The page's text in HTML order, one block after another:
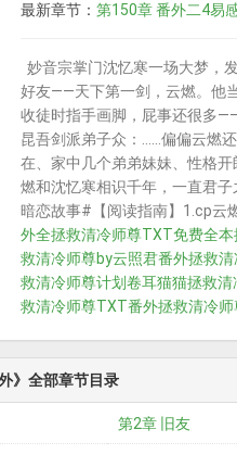
最新章节： 第150章 番外二4易
妙音宗掌门沈忆寒一场大梦，
好友——天下第一剑，云燃。他
收徒时指手画脚，屁事还很多
昆吾剑派弟子众：……偏偏云燃
在、家中几个弟弟妹妹、性格
燃和沈忆寒相识千年，一直君
暗恋故事#【阅读指南】1.cp云
外全拯救清冷师尊TXT免费全本
救清冷师尊by云照君番外拯救清
救清冷师尊计划卷耳猫猫拯救清
救清冷师尊TXT番外拯救清冷
》全部章节目录
第2章 旧友